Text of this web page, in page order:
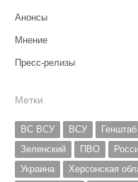
Анонсы
Мнение
Пресс-релизы
Метки
ВС ВСУ ВСУ
Зеленский
ПВО
Украина
Херсонская